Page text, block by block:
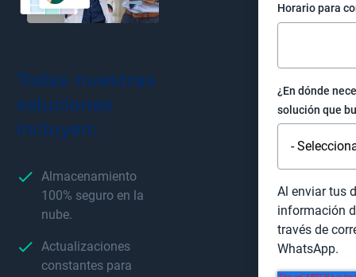
Horario para
¿En dónde
solución que
Al enviar tus
información
través de
WhatsApp.
Todas nuestras
soluciones
incluyen:
Almacenamiento
100% seguro en la
nube.
Actualizaciones
constantes para